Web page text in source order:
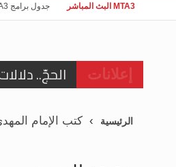
MTA3 البث المباشر جدول برامج MTA3
إعلانات
الحجّ..
اقرأ هذا
الرئيسية كتب الإمام